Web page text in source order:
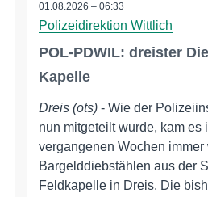
01.08.2026 – 06:33
Polizeidirektion Wittlich
POL-PDWIL: dreister
Kapelle
Dreis (ots) - Wie der
nun mitgeteilt wurde, kam es
vergangenen Wochen immer
Bargelddiebstählen aus der
Feldkapelle in Dreis. Die